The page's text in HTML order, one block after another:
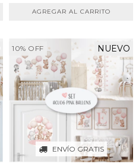
10% OFF
ENVÍO GRATIS
NUEVO